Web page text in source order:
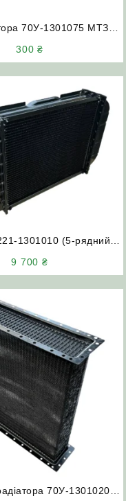
70У-1301075 МТЗ
300 ₴
1301010 (5-рядний)
9 700 ₴
70У-1301020-2